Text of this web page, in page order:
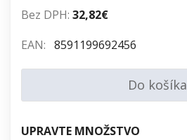
Bez DPH: 32,82€
EAN: 8591199692456
Do košíka
UPRAVTE MNOŽSTVO